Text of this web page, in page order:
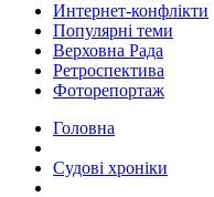
Интернет-конфлікти
Популярні теми
Верховна Рада
Ретроспектива
Фоторепортаж
Головна
Судові хроніки